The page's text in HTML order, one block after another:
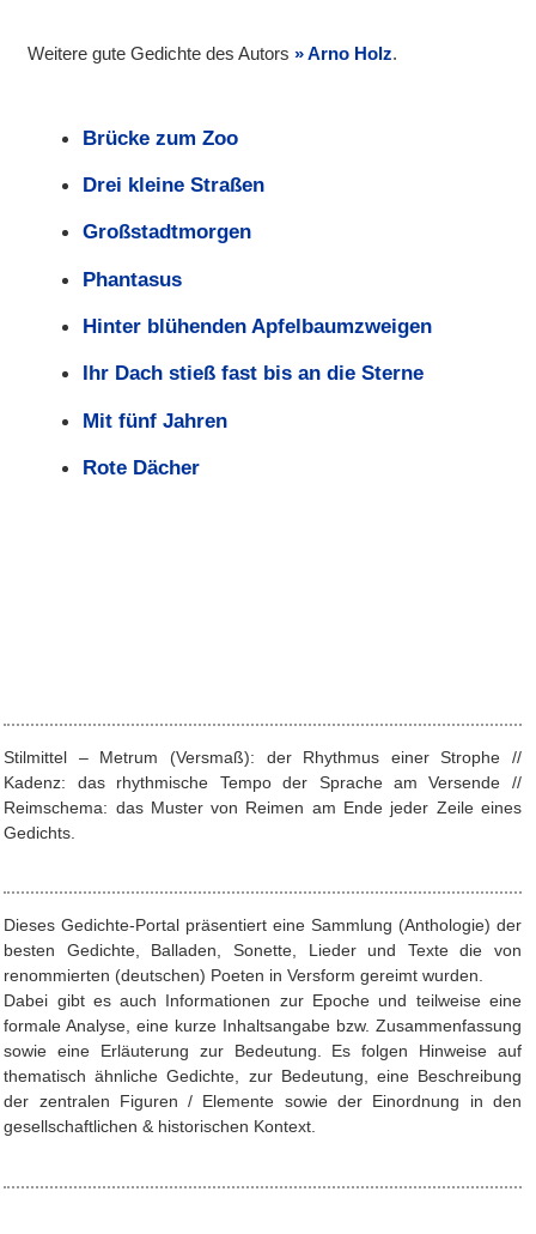
Weitere gute Gedichte des Autors Arno Holz.
Brücke zum Zoo
Drei kleine Straßen
Großstadtmorgen
Phantasus
Hinter blühenden Apfelbaumzweigen
Ihr Dach stieß fast bis an die Sterne
Mit fünf Jahren
Rote Dächer
Stilmittel – Metrum (Versmaß): der Rhythmus einer Strophe //
Kadenz: das rhythmische Tempo der Sprache am Versende //
Reimschema: das Muster von Reimen am Ende jeder Zeile eines
Gedichts.
Dieses Gedichte-Portal präsentiert eine Sammlung (Anthologie) der
besten Gedichte, Balladen, Sonette, Lieder und Texte die von
renommierten (deutschen) Poeten in Versform gereimt wurden.
Dabei gibt es auch Informationen zur Epoche und teilweise eine
formale Analyse, eine kurze Inhaltsangabe bzw. Zusammenfassung
sowie eine Erläuterung zur Bedeutung. Es folgen Hinweise auf
thematisch ähnliche Gedichte, zur Bedeutung, eine Beschreibung
der zentralen Figuren / Elemente sowie der Einordnung in den
gesellschaftlichen & historischen Kontext.